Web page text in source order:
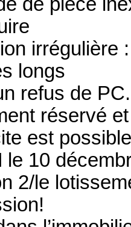
irrégulière
longs
refus de
réservé
est
le 10
2/le